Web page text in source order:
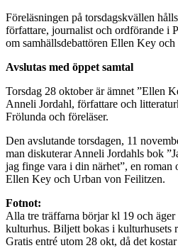
Föreläsningen på torsdagskvällen
författare, journalist och ordförande i
om samhällsdebattören Ellen Key och
Avslutas med öppet samtal
Torsdag 28 oktober är ämnet ”Ellen
Anneli Jordahl, författare och
Frölunda och föreläser.
Den avslutande torsdagen, 11
man diskuterar Anneli Jordahls bok
jag finge vara i din närhet”, en roman
Ellen Key och Urban von Feilitzen.
Fotnot:
Alla tre träffarna börjar kl 19 och
kulturhus. Biljett bokas i kulturhusets
Gratis entré utom 28 okt, då det